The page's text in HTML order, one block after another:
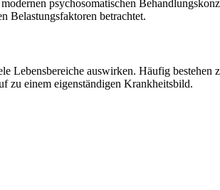
psychosomatischen
Belastungsfaktoren betrachtet.
Lebensbereiche auswirken. Häufig
zu einem eigenständigen Krankheitsbild.